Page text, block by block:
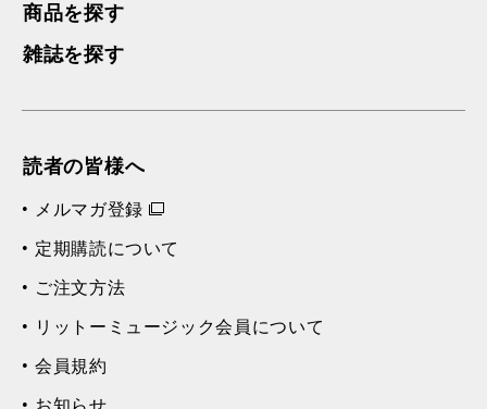
商品を探す
雑誌を探す
読者の皆様へ
メルマガ登録
定期購読について
ご注文方法
リットーミュージック会員について
会員規約